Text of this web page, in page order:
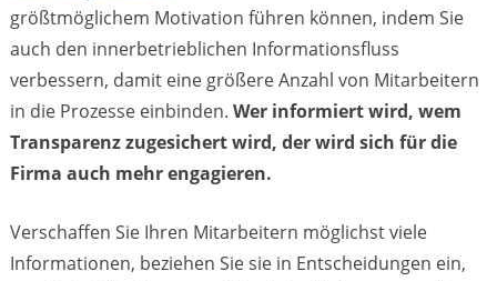
größtmöglichem Motivation führen können, indem Sie
auch den innerbetrieblichen Informationsfluss
verbessern, damit eine größere Anzahl von Mitarbeitern
in die Prozesse einbinden. Wer informiert wird, wem
Transparenz zugesichert wird, der wird sich für die
Firma auch mehr engagieren.
Verschaffen Sie Ihren Mitarbeitern möglichst viele
Informationen, beziehen Sie sie in Entscheidungen ein,